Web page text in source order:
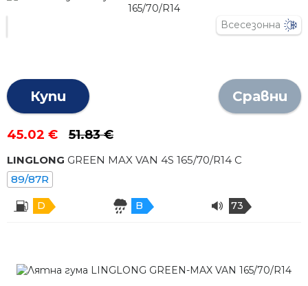
Всесезонна
Купи Сравни
45.02 € 51.83 €
LINGLONG GREEN MAX VAN 4S 165/70/R14 C
89/87R
D B 73